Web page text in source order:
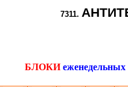
7311.
БЛОКИ